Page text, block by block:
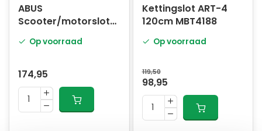
ABUS
Scooter/motorslot
Loopoog MBT4080
Op voorraad
174,95
Kettingslot ART-4
120cm MBT4188
Op voorraad
119,50
98,95